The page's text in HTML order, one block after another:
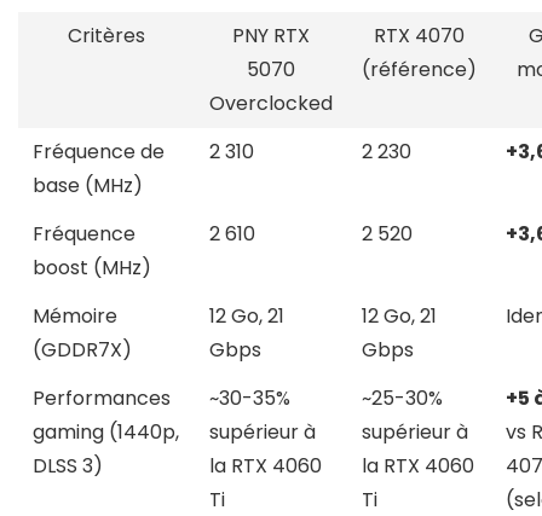
Critères
PNY RTX
5070
Overclocked
RTX 4070
(référence)
Fréquence de
base (MHz)
2 310 2 230
Fréquence
boost (MHz)
2 610 2 520
Mémoire
(GDDR7X)
12 Go, 21
Gbps
12 Go, 21
Gbps
Performances
gaming (1440p,
DLSS 3)
~30-35%
supérieur à
la RTX 4060
Ti
~25-30%
supérieur à
la RTX 4060
Ti
+5
vs